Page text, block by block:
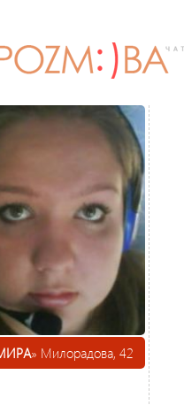
» Милорадова, 42